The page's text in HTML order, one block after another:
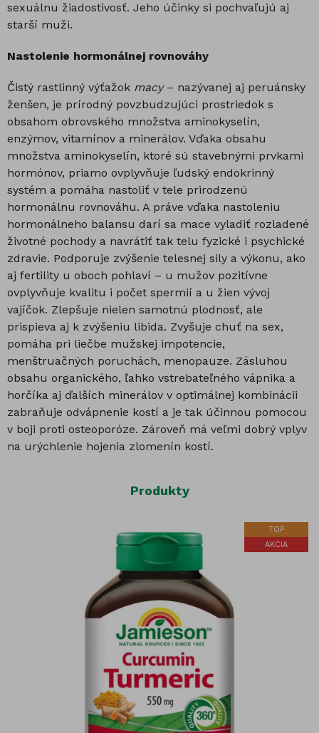
sexuálnu žiadostivosť. Jeho účinky si pochvaľujú aj
starší muži.
Nastolenie hormonálnej rovnováhy
Čistý rastlinný výťažok macy– nazývanej aj peruánsky
ženšen, je prírodný povzbudzujúci prostriedok s
obsahom obrovského množstva aminokyselín,
enzýmov, vitamínov a minerálov. Vďaka obsahu
množstva aminokyselín, ktoré sú stavebnými prvkami
hormónov, priamo ovplyvňuje ľudský endokrinný
systém a pomáha nastoliť v tele prirodzenú
hormonálnu rovnováhu. A práve vďaka nastoleniu
hormonálneho balansu darí sa mace vyladiť rozladené
životné pochody a navrátiť tak telu fyzické i psychické
zdravie. Podporuje zvýšenie telesnej sily a výkonu, ako
aj fertility u oboch pohlaví – u mužov pozitívne
ovplyvňuje kvalitu i počet spermií a u žien vývoj
vajíčok. Zlepšuje nielen samotnú plodnosť, ale
prispieva aj k zvýšeniu libida. Zvyšuje chuť na sex,
pomáha pri liečbe mužskej impotencie,
menštruačných poruchách, menopauze. Zásluhou
obsahu organického, ľahko vstrebateľného vápnika a
horčíka aj ďalších minerálov v optimálnej kombinácii
zabraňuje odvápnenie kostí a je tak účinnou pomocou
v boji proti osteoporóze. Zároveň má veľmi dobrý vplyv
na urýchlenie hojenia zlomenín kostí.
Produkty
TOP
AKCIA